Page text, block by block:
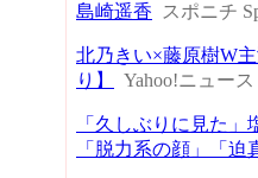
島崎遥香 スポニチ
北乃きい×藤原樹W
り】
Yahoo!ニュース
「久しぶりに見た
「脱力系の顔」「